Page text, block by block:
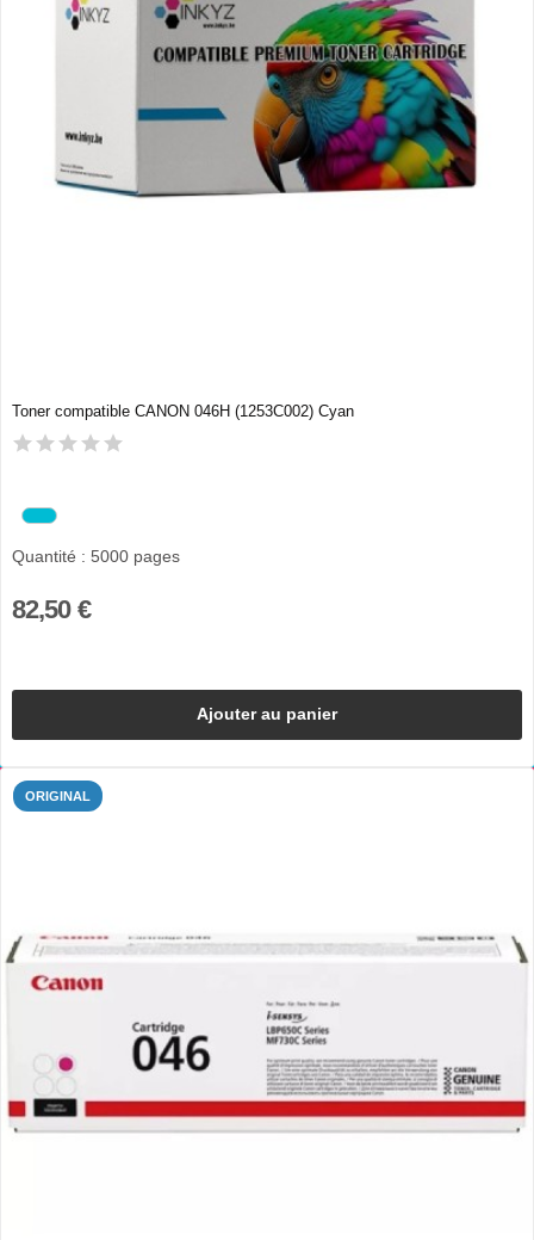
Toner compatible CANON 046H (1253C002) Cyan
Quantité : 5000 pages
82,50 €
Ajouter au panier
ORIGINAL